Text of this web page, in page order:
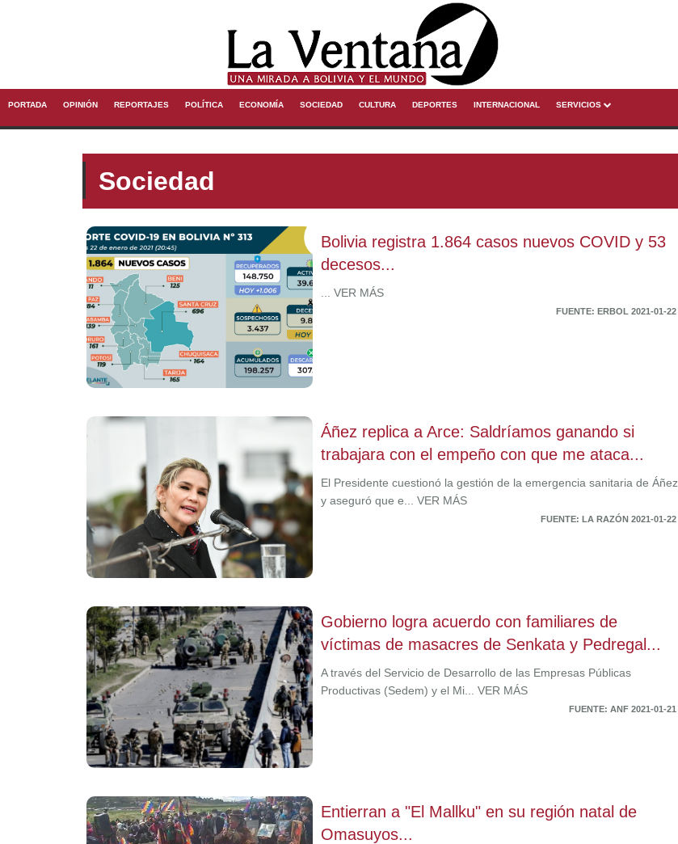
PORTADA OPINIÓN REPORTAJES POLÍTICA ECONOMÍA SOCIEDAD CULTURA DEPORTES INTERNACIONAL SERVICIOS
Sociedad
Bolivia registra 1.864 casos nuevos COVID y 53
decesos...
... VER MÁS
FUENTE: ERBOL 2021-01-22
Áñez replica a Arce: Saldríamos ganando si
trabajara con el empeño con que me ataca...
El Presidente cuestionó la gestión de la emergencia sanitaria de Áñez
y aseguró que e... VER MÁS
FUENTE: LA RAZÓN 2021-01-22
Gobierno logra acuerdo con familiares de
víctimas de masacres de Senkata y Pedregal...
A través del Servicio de Desarrollo de las Empresas Públicas
Productivas (Sedem) y el Mi... VER MÁS
FUENTE: ANF 2021-01-21
Entierran a "El Mallku" en su región natal de
Omasuyos...